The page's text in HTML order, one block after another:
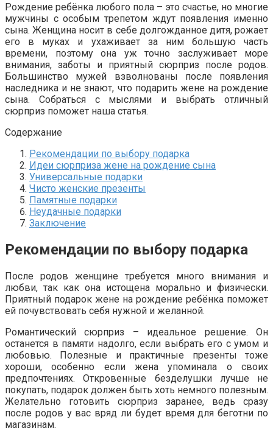
Рождение ребёнка любого пола – это счастье, но многие
мужчины с особым трепетом ждут появления именно
сына. Женщина носит в себе долгожданное дитя, рожает
его в муках и ухаживает за ним большую часть
времени, поэтому она уж точно заслуживает море
внимания, заботы и приятный сюрприз после родов.
Большинство мужей взволнованы после появления
наследника и не знают, что подарить жене на рождение
сына. Собраться с мыслями и выбрать отличный
сюрприз поможет наша статья.
Содержание
Рекомендации по выбору подарка
Идеи сюрприза жене на рождение сына
Универсальные подарки
Чисто женские презенты
Памятные подарки
Неудачные подарки
Заключение
Рекомендации по выбору подарка
После родов женщине требуется много внимания и
любви, так как она истощена морально и физически.
Приятный подарок жене на рождение ребёнка поможет
ей почувствовать себя нужной и желанной.
Романтический сюрприз – идеальное решение. Он
останется в памяти надолго, если выбрать его с умом и
любовью. Полезные и практичные презенты тоже
хороши, особенно если жена упоминала о своих
предпочтениях. Откровенные безделушки лучше не
покупать, подарок должен быть хоть немного полезным.
Желательно готовить сюрприз заранее, ведь сразу
после родов у вас вряд ли будет время для беготни по
магазинам.